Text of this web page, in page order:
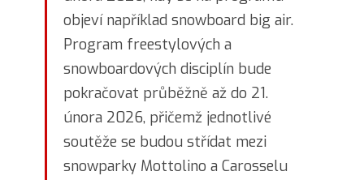
objeví například snowboard big air.
Program freestylových a
snowboardových disciplín bude
pokračovat průběžně až do 21.
února 2026, přičemž jednotlivé
soutěže se budou střídat mezi
snowparky Mottolino a Carosselu